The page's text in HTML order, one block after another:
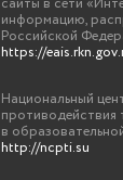
информацию,
Российской
https://
Национальный
противодействия
в
http://ncpti.su